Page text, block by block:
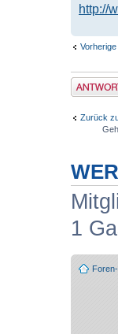
http://
Vorherige
Antwort
Zurück
1